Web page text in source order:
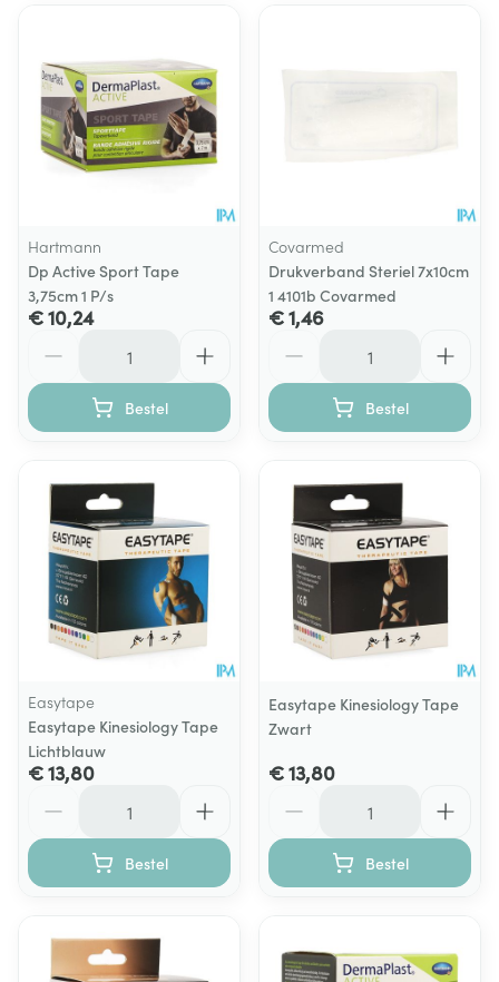
Hartmann
Dp Active Sport Tape
3,75cm 1 P/s
€ 10,24
Bestel
Covarmed
Drukverband Steriel 7x10cm
1 4101b Covarmed
€ 1,46
Bestel
Easytape
Easytape Kinesiology Tape
Lichtblauw
€ 13,80
Bestel
Easytape Kinesiology Tape
Zwart
€ 13,80
Bestel